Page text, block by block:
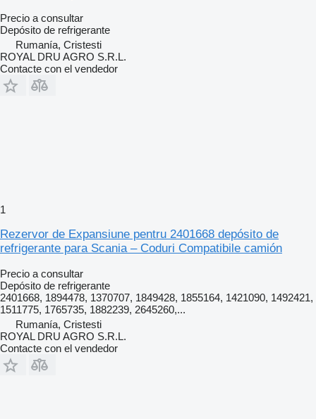
Precio a consultar
Depósito de refrigerante
Rumanía, Cristesti
ROYAL DRU AGRO S.R.L.
Contacte con el vendedor
1
Rezervor de Expansiune pentru 2401668 depósito de
refrigerante para Scania – Coduri Compatibile camión
Precio a consultar
Depósito de refrigerante
2401668, 1894478, 1370707, 1849428, 1855164, 1421090, 1492421,
1511775, 1765735, 1882239, 2645260,...
Rumanía, Cristesti
ROYAL DRU AGRO S.R.L.
Contacte con el vendedor